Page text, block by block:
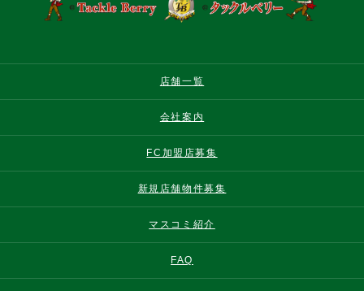
店舗一覧
会社案内
FC加盟店募集
新規店舗物件募集
マスコミ紹介
FAQ